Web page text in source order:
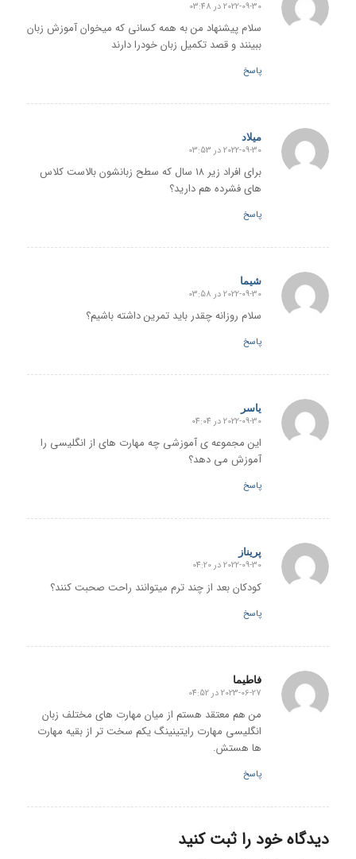
گفته:
2022-09-30 در 03:48
سلام پیشنهاد من به همه کسانی که میخوان آموزش زبان
ببینند و قصد تکمیل زبان خودرا دارند
پاسخ
میلاد
گفته:
2022-09-30 در 03:53
برای افراد زیر ۱۸ سال که سطح زبانشون بالاست کلاس
های فشرده هم دارید؟
پاسخ
شیما
گفته:
2022-09-30 در 03:58
سلام روزانه چقدر باید تمرین داشته باشیم؟
پاسخ
یاسر
گفته:
2022-09-30 در 04:04
این مجموعه ی آموزشی چه مهارت های از انگلیسی را
آموزش می دهد؟
پاسخ
پریناز
گفته:
2022-09-30 در 04:20
کودکان بعد از چند ترم میتوانند راحت صحبت کنند؟
پاسخ
فاطیما
گفته:
2023-06-27 در 04:52
من هم معتقد هستم از میان مهارت های مختلف زبان
انگلیسی مهارت رایتینینگ یکم سخت تر از بقیه مهارت
ها هستش.
پاسخ
دیدگاه خود را ثبت کنید